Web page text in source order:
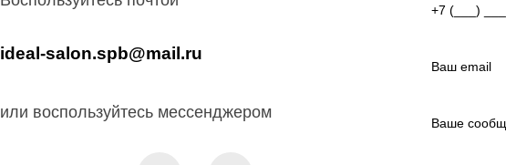
ideal-salon.spb@mail.ru
или воспользуйтесь мессенджером